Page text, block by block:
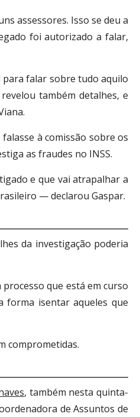
assessores. Isso se deu a
foi autorizado a falar,
para falar sobre tudo aquilo
também detalhes, e
à comissão sobre os
as fraudes no INSS.
e que vai atrapalhar a
— declarou Gaspar.
da investigação poderia
que está em curso
forma isentar aqueles que
comprometidas.
, também nesta quinta-
de Assuntos de